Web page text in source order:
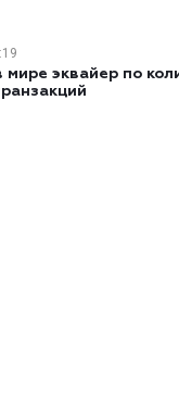
мире эквайер по